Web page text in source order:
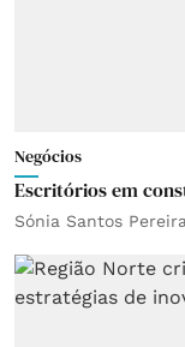
Negócios
Escritórios em
Sónia Santos Pereira